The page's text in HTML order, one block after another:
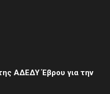
ΑΔΕΔΥ Έβρου για την